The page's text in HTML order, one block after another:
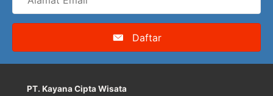
Email
Daftar
PT. Kayana Cipta Wisata